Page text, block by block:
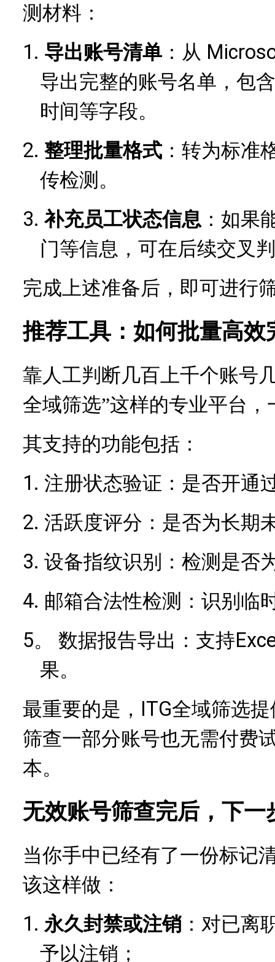
测材料：
1. 导出账号清单 ：从
导出完整的账号名单，包
时间等字段。
2. 整理批量格式 ：转为标准
传检测。
3.补充员工状态信息 ：如果
门等信息，可在后续交叉
完成上述准备后，即可进行
推荐工具：如何批量高
靠人工判断几百上千个账号
全域筛选”这样的专业平台
其支持的功能包括：
1. 注册状态验证：是否开通
2. 活跃度评分：是否为长期
3. 设备指纹识别：检测是否
4. 邮箱合法性检测：识别临
5。 数据报告导出：支持
果。
最重要的是，ITG全域筛选提
筛查一部分账号也无需付费
本。
无效账号筛查完后，下一
当你手中已经有了一份标记
该这样做：
1. 永久封禁或注销 ：对已离
予以注销；